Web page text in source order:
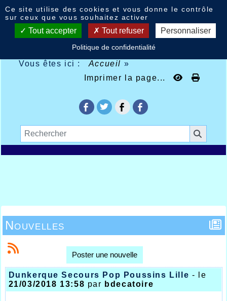
Vous êtes ici : Accueil »
Imprimer la page...
Nouvelles
Poster une nouvelle
Dunkerque Secours Pop Poussins Lille - le
21/03/2018 13:58 par bdecatoire
Ce site utilise des cookies et vous donne le contrôle
sur ceux que vous souhaitez activer
Tout accepter Tout refuser Personnaliser
Politique de confidentialité